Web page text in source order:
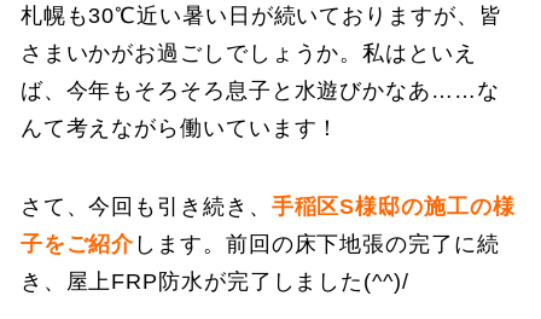
札幌も30℃近い暑い日が続いておりますが、皆
さまいかがお過ごしでしょうか。私はといえ
ば、今年もそろそろ息子と水遊びかなあ……な
んて考えながら働いています！
さて、今回も引き続き、 手稲区S様邸の施工の様
子をご紹介 します。前回の床下地張の完了に続
き、屋上FRP防水が完了しました(^^)/